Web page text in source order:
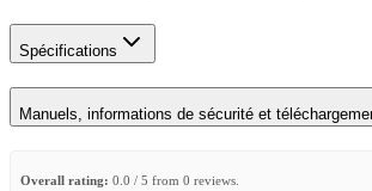
Spécifications
Manuels, informations de sécurité et
Overall rating: 0.0 / 5 from 0 reviews.